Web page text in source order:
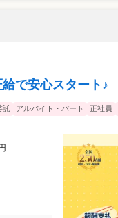
で安心スタート♪
託 アルバイト・パート 正社員